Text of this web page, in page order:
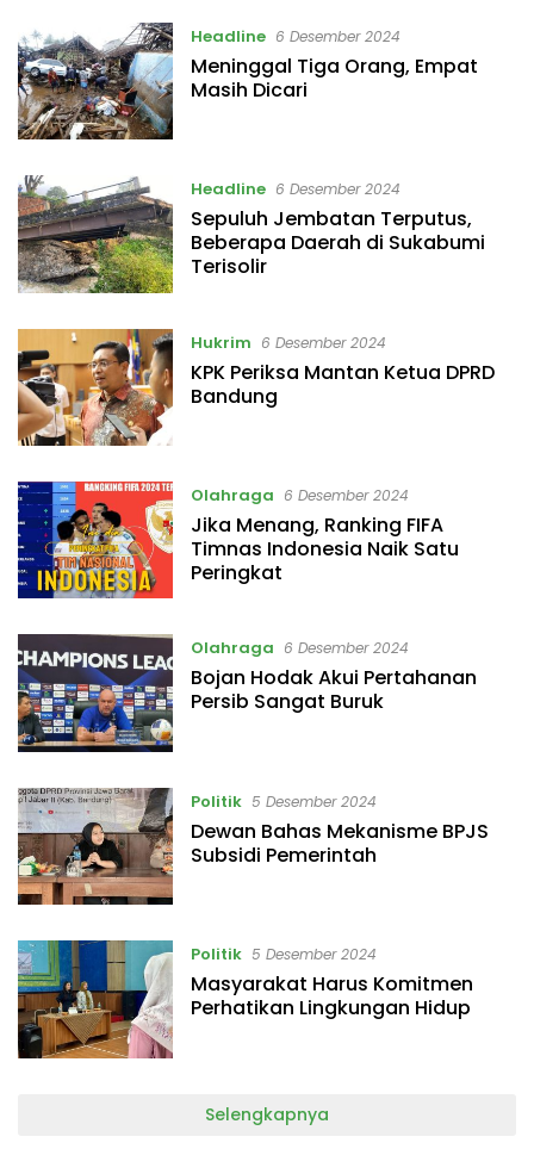
Headline 6 Desember 2024
Meninggal Tiga Orang, Empat
Masih Dicari
Headline 6 Desember 2024
Sepuluh Jembatan Terputus,
Beberapa Daerah di Sukabumi
Terisolir
Hukrim 6 Desember 2024
KPK Periksa Mantan Ketua DPRD
Bandung
Olahraga 6 Desember 2024
Jika Menang, Ranking FIFA
Timnas Indonesia Naik Satu
Peringkat
Olahraga 6 Desember 2024
Bojan Hodak Akui Pertahanan
Persib Sangat Buruk
Politik 5 Desember 2024
Dewan Bahas Mekanisme BPJS
Subsidi Pemerintah
Politik 5 Desember 2024
Masyarakat Harus Komitmen
Perhatikan Lingkungan Hidup
Selengkapnya